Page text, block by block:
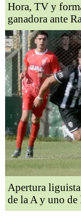
Hora, TV y
ganadora ante
Apertura
de la A y uno de